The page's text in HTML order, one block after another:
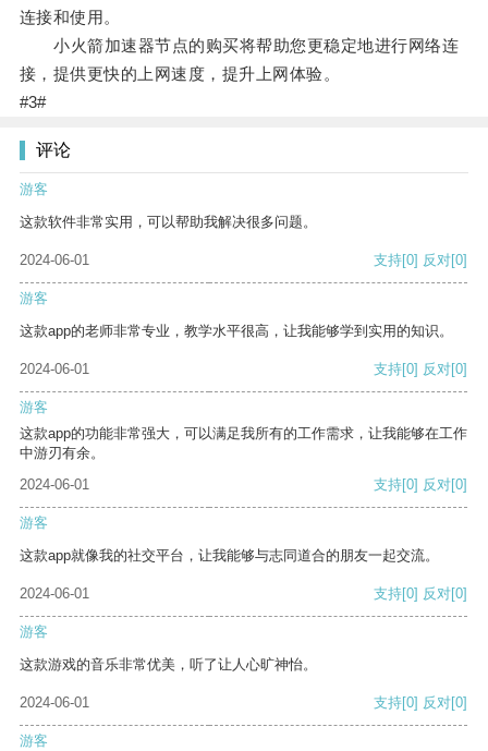
连接和使用。
小火箭加速器节点的购买将帮助您更稳定地进行网络连
接，提供更快的上网速度，提升上网体验。
#3#
评论
游客
这款软件非常实用，可以帮助我解决很多问题。
2024-06-01 支持[0] 反对[0]
游客
这款app的老师非常专业，教学水平很高，让我能够学到实用的知识。
2024-06-01 支持[0] 反对[0]
游客
这款app的功能非常强大，可以满足我所有的工作需求，让我能够在工作
中游刃有余。
2024-06-01
支持[0] 反对[0]
游客
这款app就像我的社交平台，让我能够与志同道合的朋友一起交流。
2024-06-01 支持[0] 反对[0]
游客
这款游戏的音乐非常优美，听了让人心旷神怡。
2024-06-01 支持[0] 反对[0]
游客